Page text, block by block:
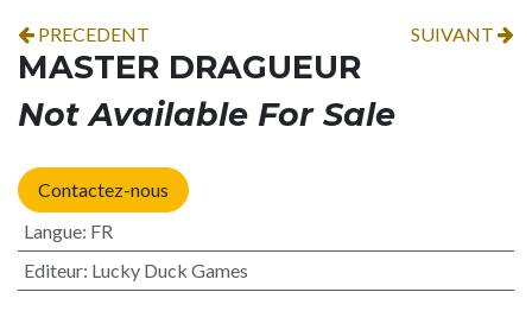
PRECEDENT SUIVANT
MASTER DRAGUEUR
Not Available For Sale
Contactez-nous
Langue: FR
Editeur: Lucky Duck Games